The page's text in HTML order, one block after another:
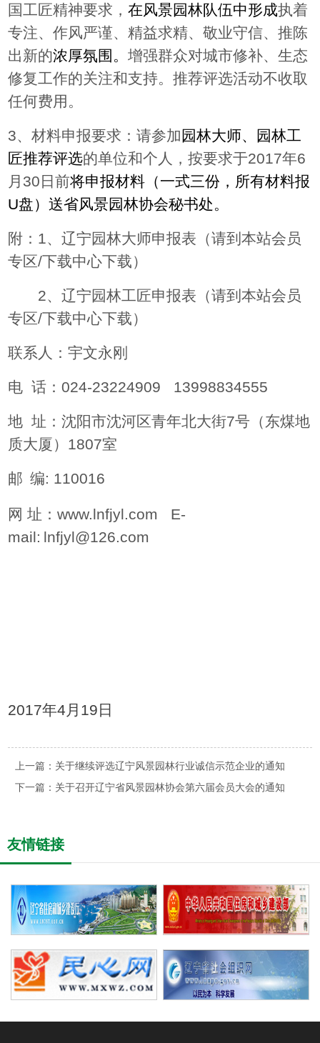
国工匠精神要求，在风景园林队伍中形成执着
专注、作风严谨、精益求精、敬业守信、推陈
出新的浓厚氛围。增强群众对城市修补、生态
修复工作的关注和支持。推荐评选活动不收取
任何费用。
3、材料申报要求：请参加 园林大师、园林工
匠推荐评选的单位和个人，按要求于2017年6
月30日前将申报材料（一式三份，所有材料报
U盘）送省风景园林协会秘书处。
附：1、辽宁园林大师申报表（请到本站会员
专区/下载中心下载）
2、辽宁园林工匠申报表（请到本站会员
专区/下载中心下载）
联系人：宇文永刚
电 话：024-23224909
13998834555
地 址：沈阳市沈河区青年北大街7号（东煤地
质大厦）1807室
邮 编: 110016
网 址：www.lnfjyl.com
E-
mail: lnfjyl@126.com
2017年4月19日
上一篇： 关于继续评选辽宁风景园林行业诚信示范企业的通知
下一篇： 关于召开辽宁省风景园林协会第六届会员大会的通知
友情链接